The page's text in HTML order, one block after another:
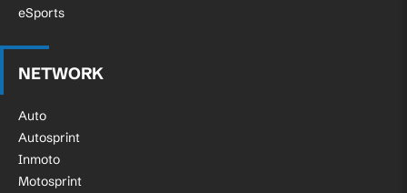
eSports
NETWORK
Auto
Autosprint
Inmoto
Motosprint